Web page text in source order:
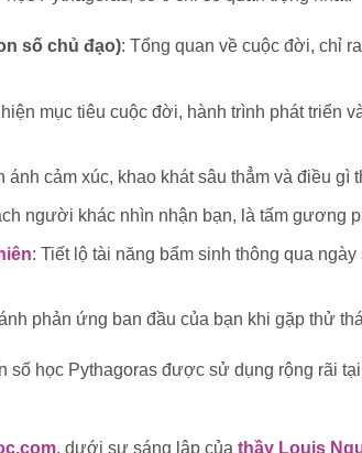
số chủ đạo): Tổng quan về cuộc đời, chỉ
mục tiêu cuộc đời, hành trình phát triển
ánh cảm xúc, khao khát sâu thẳm và điều
người khác nhìn nhận bạn, là tấm gương
: Tiết lộ tài năng bẩm sinh thông qua
phản ứng ban đầu của bạn khi gặp thử
số học Pythagoras được sử dụng rộng rãi
, dưới sự sáng lập của thầy Louis